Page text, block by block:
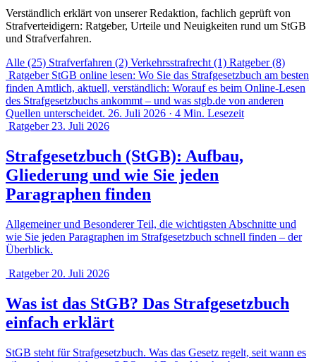
Verständlich erklärt von unserer Redaktion, fachlich geprüft von
Strafverteidigern: Ratgeber, Urteile und Neuigkeiten rund um StGB
und Strafverfahren.
Alle (25) Strafverfahren (2) Verkehrsstrafrecht (1) Ratgeber(8)
Ratgeber StGB online lesen: Wo Sie das Strafgesetzbuch am besten
finden Amtlich, aktuell, verständlich: Worauf es beim Online-Lesen
des Strafgesetzbuchs ankommt – und was stgb.de von anderen
Quellen unterscheidet. 26. Juli 2026 · 4 Min. Lesezeit
Ratgeber 23. Juli 2026
Strafgesetzbuch (StGB): Aufbau,
Gliederung und wie Sie jeden
Paragraphen finden
Allgemeiner und Besonderer Teil, die wichtigsten Abschnitte und
wie Sie jeden Paragraphen im Strafgesetzbuch schnell finden – der
Überblick.
Ratgeber 20. Juli 2026
Was ist das StGB? Das Strafgesetzbuch
einfach erklärt
StGB steht für Strafgesetzbuch. Was das Gesetz regelt, seit wann es